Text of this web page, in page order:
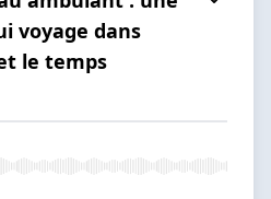
voyage dans
le temps